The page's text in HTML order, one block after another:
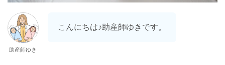
助産師ゆき
こんにちは♪助産師ゆきです。